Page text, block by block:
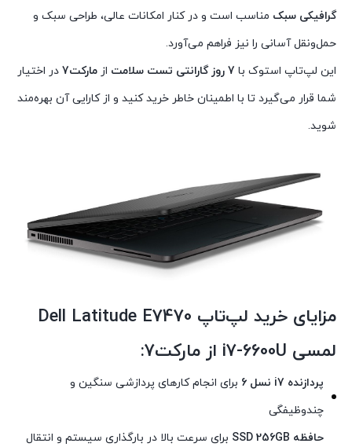
گرافیکی سبک مناسب است و در کنار امکانات عالی، طراحی سبک و
حمل‌ونقل آسانی را نیز فراهم می‌آورد.
این لپ‌تاپ استوک با 7 روز گارانتی تست سلامت از مارکت7
در اختیار
شما قرار می‌گیرد تا با اطمینان خاطر خرید کنید و از کارایی آن بهره‌مند
شوید.
مزایای خرید لپ‌تاپ Dell Latitude E7470
لمسی i7-6600U
از مارکت7 :
پردازنده i7 نسل 6
برای انجام کارهای پردازشی سنگین و
چندوظیفگی
حافظه SSD 256GB
برای سرعت بالا در بارگذاری سیستم و انتقال